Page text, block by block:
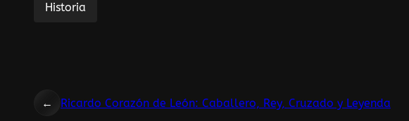
Historia
← Ricardo Corazón de León: Caballero, Rey, Cruzado y Leyenda